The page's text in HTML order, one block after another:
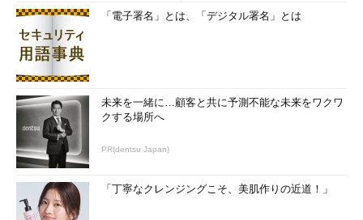
「電子署名」とは、「デジタル署名」とは
未来を一緒に…顧客と共に予測不能な未来をワクワ
クする場所へ
PR(dentsu Japan)
「丁寧なクレンジングこそ、美肌作りの近道！」